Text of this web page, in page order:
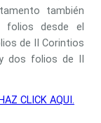
también
folios desde el
de II Corintios
dos folios de II
CLICK AQUI.